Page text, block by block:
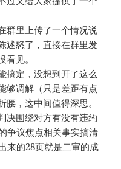
群里上传了一个情况说
述怒了，直接在群里发
见。
搞定，没想到开了这么
够调解（只是差距有点
，这中间值得深思。
决围绕对方有没有违约
争议焦点相关事实搞清
来的28页就是二审的成